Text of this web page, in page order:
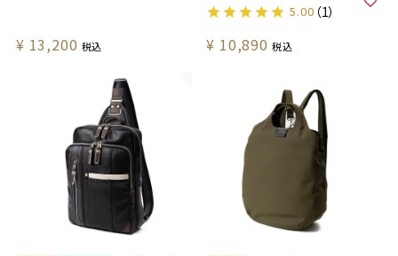
¥ 13,200 税込 ¥ 10,890 税込
5.00 （1）